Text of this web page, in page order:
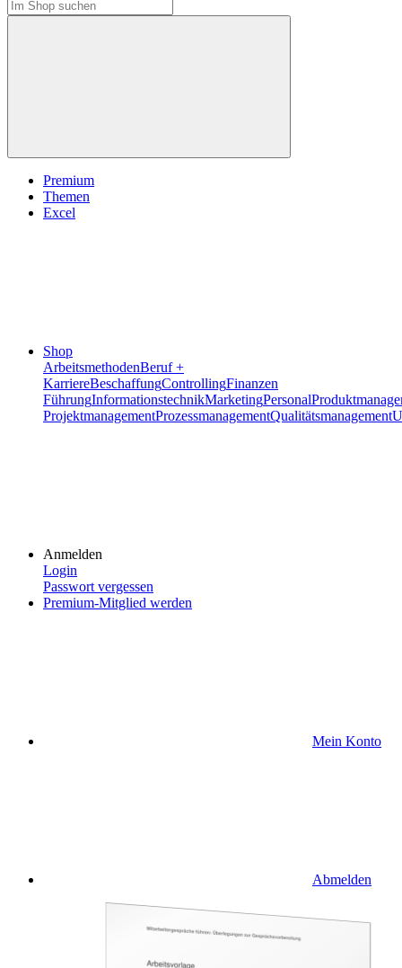
Premium
Themen
Excel
Shop
ArbeitsmethodenBeruf +
KarriereBeschaffungControllingFinanzen
FührungInformationstechnikMarketingPersonal
ProjektmanagementProzessmanagementQualitätsmanagement
Anmelden
Login
Passwort vergessen
Premium-Mitglied werden
Mein Konto
Abmelden